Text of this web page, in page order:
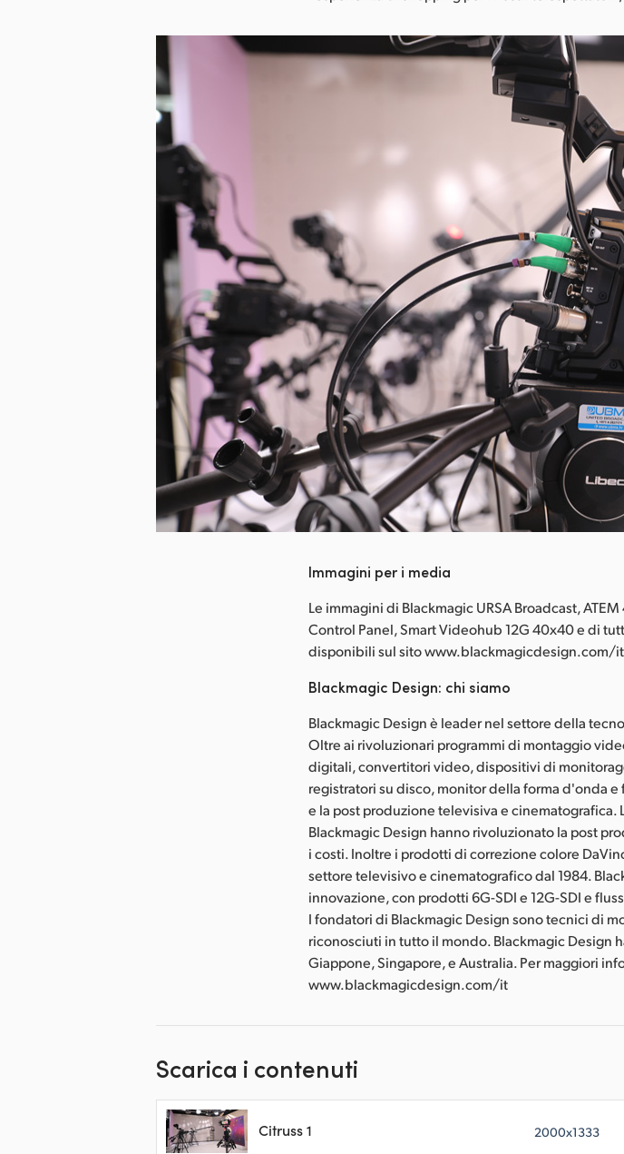
Immagini per i media
Le immagini di Blackmagic URSA Broadcast,
Control Panel, Smart Videohub 12G 40x40 e di
disponibili sul sito
Blackmagic Design: chi siamo
Blackmagic Design è leader nel settore della
Oltre ai rivoluzionari programmi di montaggio
digitali, convertitori video, dispositivi di
registratori su disco, monitor della forma d'onda
e la post produzione televisiva e
Blackmagic Design hanno rivoluzionato la post
i costi. Inoltre i prodotti di correzione colore
settore televisivo e cinematografico dal 1984.
innovazione, con prodotti 6G-SDI e 12G-SDI e
I fondatori di Blackmagic Design sono tecnici di
riconosciuti in tutto il mondo. Blackmagic Design
Giappone, Singapore, e Australia. Per maggiori
www.blackmagicdesign.com/it
Scarica i contenuti
Citruss 1 2000x1333